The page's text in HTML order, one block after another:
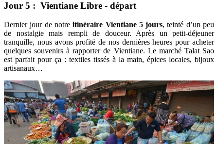
Jour 5 : Vientiane Libre - départ
Dernier jour de notreitinéraire Vientiane 5 jours, teinté d’un peu
de nostalgie mais rempli de douceur. Après un petit-déjeuner
tranquille, nous avons profité de nos dernières heures pour acheter
quelques souvenirs à rapporter de Vientiane. Le marché Talat Sao
est parfait pour ça : textiles tissés à la main, épices locales, bijoux
artisanaux…